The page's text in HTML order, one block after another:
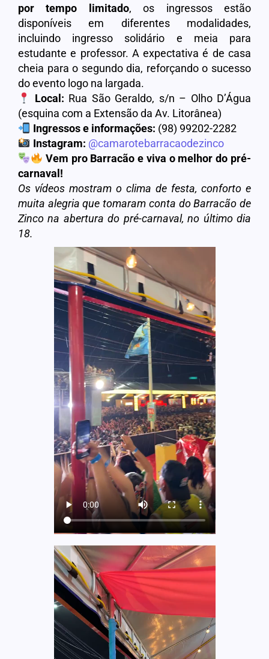
por tempo limitado, os ingressos estão
disponíveis em diferentes modalidades,
incluindo ingresso solidário e meia para
estudante e professor. A expectativa é de casa
cheia para o segundo dia, reforçando o sucesso
do evento logo na largada.
Local: Rua São Geraldo, s/n – Olho D’Água
(esquina com a Extensão da Av. Litorânea)
Ingressos e informações: (98) 99202-2282
Instagram: @camarotebarracaodezinco
Vem pro Barracão e viva o melhor do pré-
carnaval!
Os vídeos mostram o clima de festa, conforto e
muita alegria que tomaram conta do Barracão de
Zinco na abertura do pré-carnaval, no último dia
18.